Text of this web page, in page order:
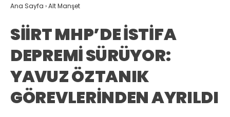
Ana Sayfa ›Alt Manşet
SİİRT MHP’DE İSTİFA
DEPREMİ SÜRÜYOR:
YAVUZ ÖZTANIK
GÖREVLERİNDEN AYRILDI